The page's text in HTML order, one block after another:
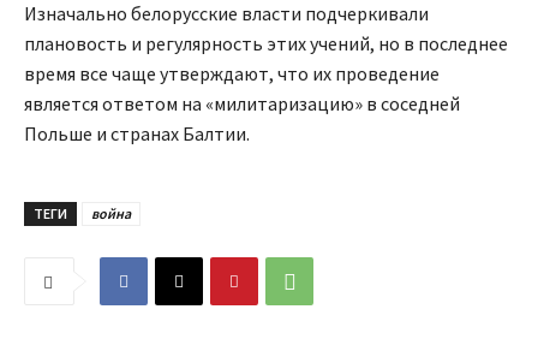
Изначально белорусские власти подчеркивали
плановость и регулярность этих учений, но в последнее
время все чаще утверждают, что их проведение
является ответом на «милитаризацию» в соседней
Польше и странах Балтии.
ТЕГИ война